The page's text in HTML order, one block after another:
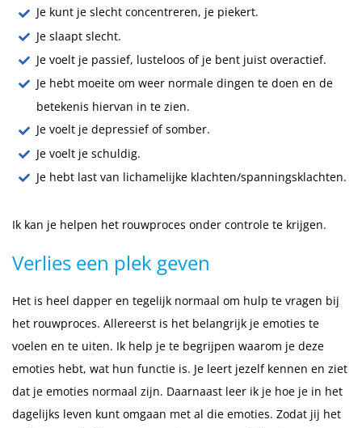
Je kunt je slecht concentreren, je piekert.
Je slaapt slecht.
Je voelt je passief, lusteloos of je bent juist overactief.
Je hebt moeite om weer normale dingen te doen en de
betekenis hiervan in te zien.
Je voelt je depressief of somber.
Je voelt je schuldig.
Je hebt last van lichamelijke klachten/spanningsklachten.
Ik kan je helpen het rouwproces onder controle te krijgen.
Verlies een plek geven
Het is heel dapper en tegelijk normaal om hulp te vragen bij
het rouwproces. Allereerst is het belangrijk je emoties te
voelen en te uiten. Ik help je te begrijpen waarom je deze
emoties hebt, wat hun functie is. Je leert jezelf kennen en ziet
dat je emoties normaal zijn. Daarnaast leer ik je hoe je in het
dagelijks leven kunt omgaan met al die emoties. Zodat jij het